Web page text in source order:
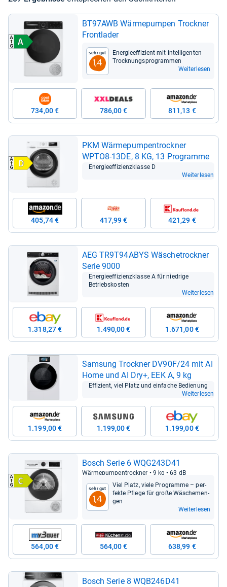
BT97AWB Wär­me­pum­pen Trock­ner
Front­la­der
Sehr gut
1,4
Ener­gie­ef­fi­zi­ent mit intel­li­gen­ten
Trock­nungs­pro­gram­men
Weiterlesen
734,00 € 786,00 € 811,13 €
PKM Wär­me­pum­pen­trock­ner
WPTO8-​13DE, 8 KG, 13 Pro­gramme
Ener­gie­ef­fi­zi­enz­klasse D
Weiterlesen
405,74 € 417,99 € 421,29 €
AEG TR9T94ABYS Wäsche­trock­ner
Serie 9000
Ener­gie­ef­fi­zi­enz­klasse A für nied­rige
Betriebs­kos­ten
Weiterlesen
1.318,27 € 1.490,00 € 1.671,00 €
Sam­sung Trock­ner DV90F/24 mit AI
Home und AI Dry+, EEK A, 9 kg
Effi­zi­ent, viel Platz und ein­fa­che Bedie­nung
Weiterlesen
1.199,00 € 1.199,00 € 1.199,00 €
Bosch Serie 6 WQG243D41
Wär­me­pum­pen­trock­ner • 9 kg • 63 dB
Sehr gut
1,4
Viel Platz, viele Pro­gramme – per­
fekte Pflege für große Wäsche­men­
gen
Weiterlesen
564,00 € 564,00 € 638,99 €
Bosch Serie 8 WQB246D41